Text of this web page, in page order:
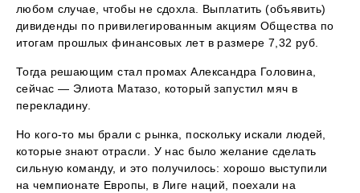
любом случае, чтобы не сдохла. Выплатить (объявить)
дивиденды по привилегированным акциям Общества по
итогам прошлых финансовых лет в размере 7,32 руб.
Тогда решающим стал промах Александра Головина,
сейчас — Элиота Матазо, который запустил мяч в
перекладину.
Но кого-то мы брали с рынка, поскольку искали людей,
которые знают отрасли. У нас было желание сделать
сильную команду, и это получилось: хорошо выступили
на чемпионате Европы, в Лиге наций, поехали на